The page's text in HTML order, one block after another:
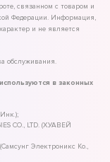
связанном с товаром и
Федерации. Информация,
и не является
обслуживания.
в законных
CO., LTD. (ХУАВЕЙ
Электроникс Ко.,